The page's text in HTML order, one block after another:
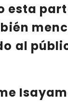
al